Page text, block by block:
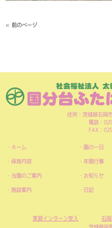
« 前のページ
住所：茨城県石岡
電話：
FAX：
ホーム
保育内容
当園のご案内
施設案内
園の一日
年間行事
お知らせ
日記
実習インターン受入 石
茨城県民